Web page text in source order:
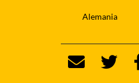
Alemania